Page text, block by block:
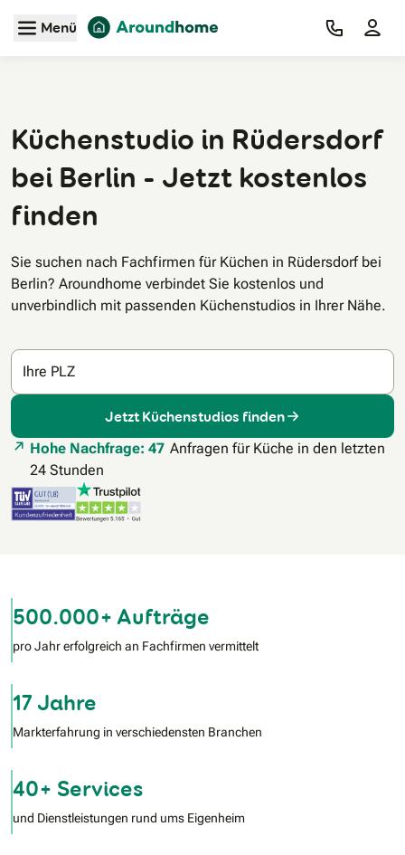
Zum Hauptinhalt
Menü
Küchenstudio in Rüdersdorf
bei Berlin - Jetzt kostenlos
finden
Sie suchen nach Fachfirmen für Küchen in Rüdersdorf bei
Berlin? Aroundhome verbindet Sie kostenlos und
unverbindlich mit passenden Küchenstudios in Ihrer Nähe.
Ihre PLZ
Jetzt Küchenstudios finden
Hohe Nachfrage: 47 Anfragen für Küche in den letzten
24 Stunden
500.000+ Aufträge
pro Jahr erfolgreich an Fachfirmen vermittelt
17 Jahre
Markterfahrung in verschiedensten Branchen
40+ Services
und Dienstleistungen rund ums Eigenheim